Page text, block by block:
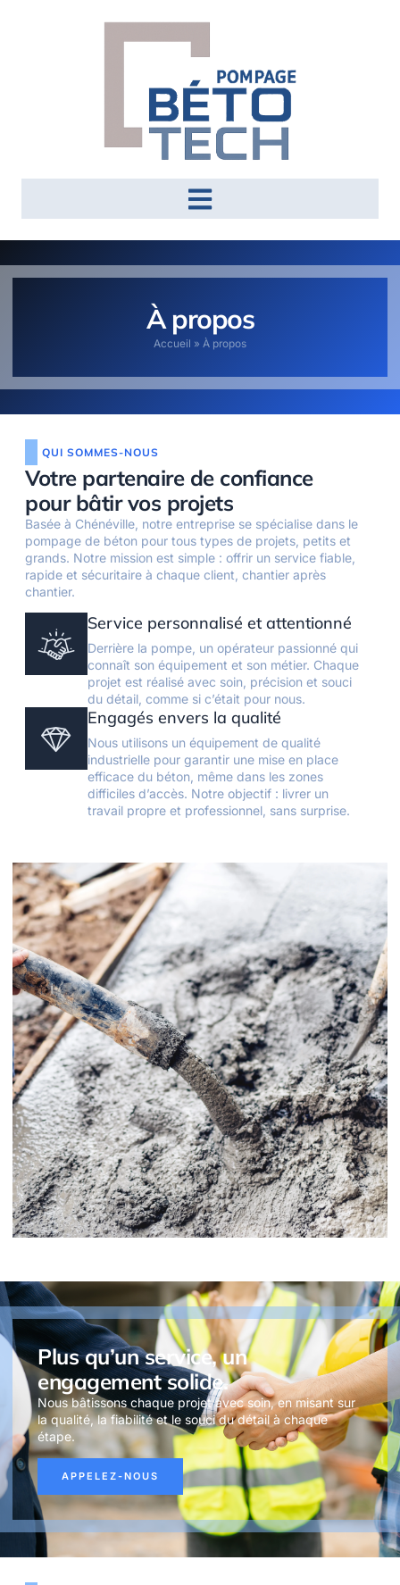
À propos
Accueil » À propos
QUI SOMMES-NOUS
Votre partenaire de confiance
pour bâtir vos projets
Basée à Chénéville, notre entreprise se spécialise dans le
pompage de béton pour tous types de projets, petits et
grands. Notre mission est simple : offrir un service fiable,
rapide et sécuritaire à chaque client, chantier après
chantier.
Service personnalisé et attentionné
Derrière la pompe, un opérateur passionné qui
connaît son équipement et son métier. Chaque
projet est réalisé avec soin, précision et souci
du détail, comme si c’était pour nous.
Engagés envers la qualité
Nous utilisons un équipement de qualité
industrielle pour garantir une mise en place
efficace du béton, même dans les zones
difficiles d’accès. Notre objectif : livrer un
travail propre et professionnel, sans surprise.
Plus qu’un service, un
engagement solide.
Nous bâtissons chaque projet avec soin, en misant sur
la qualité, la fiabilité et le souci du détail à chaque
étape.
APPELEZ-NOUS